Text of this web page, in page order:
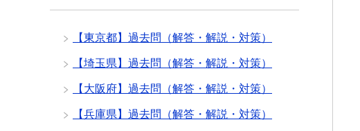
【東京都】過去問（解答・解説・対策）
【埼玉県】過去問（解答・解説・対策）
【大阪府】過去問（解答・解説・対策）
【兵庫県】過去問（解答・解説・対策）